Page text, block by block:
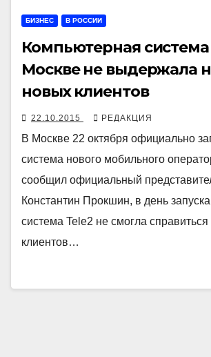
БИЗНЕС В РОССИИ
Компьютерная система
Москве не выдержала
новых клиентов
22.10.2015 РЕДАКЦИЯ
В Москве 22 октября официально
система нового мобильного
сообщил официальный
Константин Прокшин, в день
система Tele2 не смогла
клиентов…